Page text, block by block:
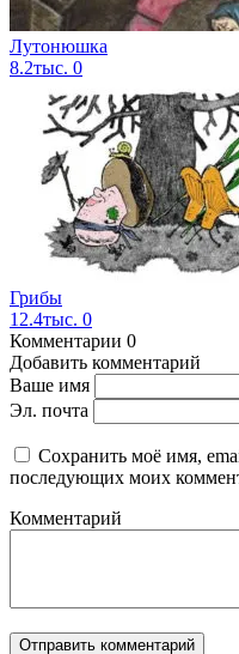
Лутонюшка
8.2тыс. 0
Грибы
12.4тыс. 0
Комментарии 0
Добавить комментарий
Ваше имя
Эл. почта
Сохранить моё имя,
последующих моих
Комментарий